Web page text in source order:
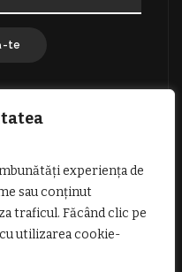
experiența de
sau conținut
traficul. Făcând clic pe
utilizarea cookie-
te
DE UTILIZARE
DESPRE NOI